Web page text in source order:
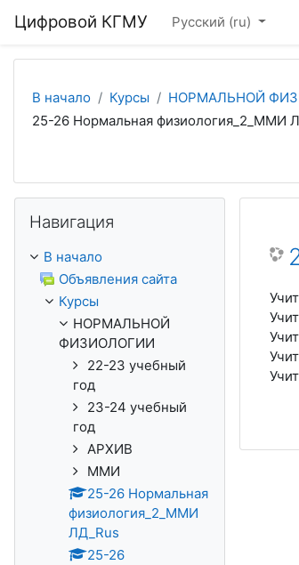
Цифровой КГМУ Русский ‎(ru)‎
В начало Курсы НОРМАЛЬНОЙ
25-26 Нормальная физиология_2_ММИ
Навигация
В начало
Объявления сайта
Курсы
НОРМАЛЬНОЙ
ФИЗИОЛОГИИ
22-23 учебный
год
23-24 учебный
год
АРХИВ
ММИ
25-26 Нормальная
физиология_2_ММИ
ЛД_Rus
25-26